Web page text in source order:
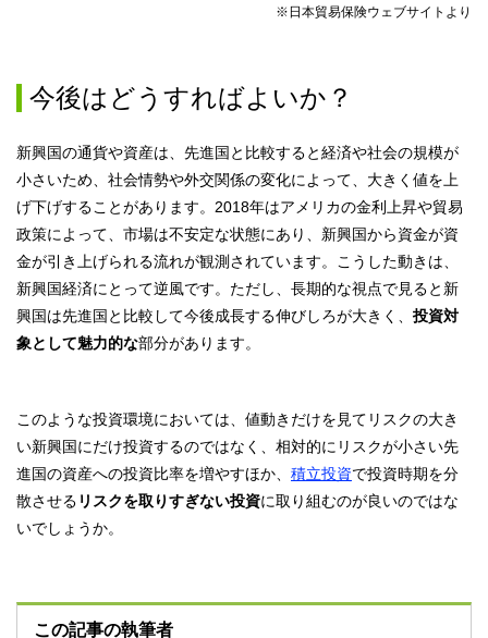
※日本貿易保険ウェブサイトより
今後はどうすればよいか？
新興国の通貨や資産は、先進国と比較すると経済や社会の規模が
小さいため、社会情勢や外交関係の変化によって、大きく値を上
げ下げすることがあります。2018年はアメリカの金利上昇や貿易
政策によって、市場は不安定な状態にあり、新興国から資金が資
金が引き上げられる流れが観測されています。こうした動きは、
新興国経済にとって逆風です。ただし、長期的な視点で見ると新
興国は先進国と比較して今後成長する伸びしろが大きく、 投資対
象として魅力的な部分があります。
このような投資環境においては、値動きだけを見てリスクの大き
い新興国にだけ投資するのではなく、相対的にリスクが小さい先
進国の資産への投資比率を増やすほか、 積立投資で投資時期を分
散させる リスクを取りすぎない投資に取り組むのが良いのではな
いでしょうか。
この記事の執筆者